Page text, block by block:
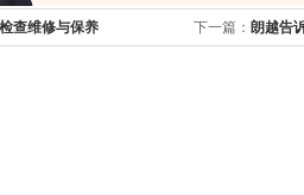
查维修与保养 下一篇： 朗越告